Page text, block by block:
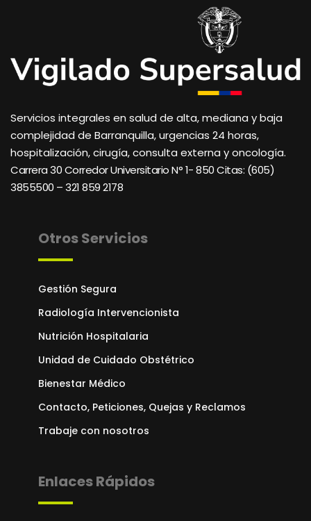
Servicios integrales en salud de alta, mediana y baja
complejidad de Barranquilla, urgencias 24 horas,
hospitalización, cirugía, consulta externa y oncología.
Carrera 30 Corredor Universitario N° 1- 850 Citas: (605)
3855500 – 321 859 2178
Otros Servicios
Gestión Segura
Radiología Intervencionista
Nutrición Hospitalaria
Unidad de Cuidado Obstétrico
Bienestar Médico
Contacto, Peticiones, Quejas y Reclamos
Trabaje con nosotros
Enlaces Rápidos